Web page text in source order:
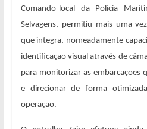
Comando-local da Polícia
Selvagens, permitiu mais uma
que integra, nomeadamente
identificação visual através de
para monitorizar as embarcações
e direcionar de forma
operação.